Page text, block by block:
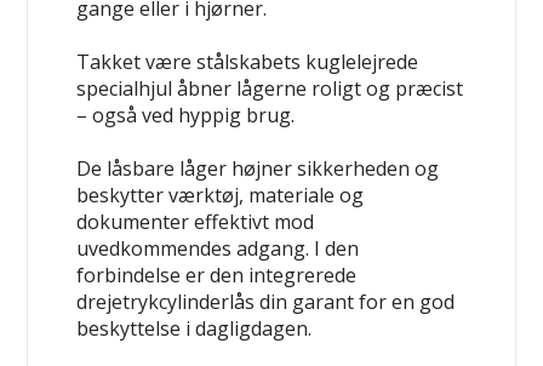
gange eller i hjørner.
Takket være stålskabets kuglelejrede
specialhjul åbner lågerne roligt og præcist
– også ved hyppig brug.
De låsbare låger højner sikkerheden og
beskytter værktøj, materiale og
dokumenter effektivt mod
uvedkommendes adgang. I den
forbindelse er den integrerede
drejetrykcylinderlås din garant for en god
beskyttelse i dagligdagen.